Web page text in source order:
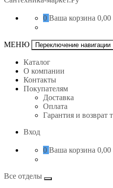
0 Ваша корзина 0,00
МЕНЮ Переключение навигации
Каталог
О компании
Контакты
Покупателям
Доставка
Оплата
Гарантия и возврат
Вход
0 Ваша корзина 0,00
Все отделы